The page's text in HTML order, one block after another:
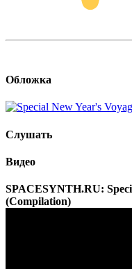
Обложка
Слушать
Видео
SPACESYNTH.RU:
(Compilation)